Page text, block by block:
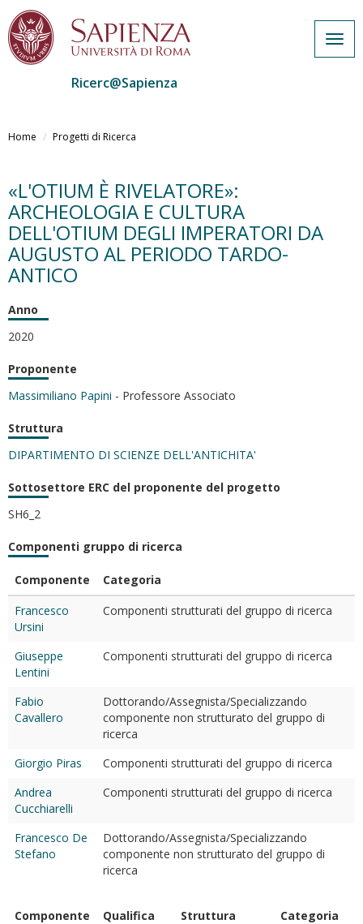
al
Ricerc@Sapienza
Home Progetti di Ricerca
«L'OTIUM È RIVELATORE»:
ARCHEOLOGIA E CULTURA
DELL'OTIUM DEGLI IMPERATORI DA
AUGUSTO AL PERIODO TARDO-
ANTICO
Anno
2020
Proponente
Massimiliano Papini - Professore Associato
Struttura
DIPARTIMENTO DI SCIENZE DELL'ANTICHITA'
Sottosettore ERC del proponente del progetto
SH6_2
Componenti gruppo di ricerca
Componente
Categoria
Francesco
Ursini
Componenti strutturati del gruppo di ricerca
Giuseppe
Lentini
Componenti strutturati del gruppo di ricerca
Fabio
Cavallero
Dottorando/Assegnista/Specializzando
componente non strutturato del gruppo di
ricerca
Giorgio Piras
Componenti strutturati del gruppo di ricerca
Andrea
Cucchiarelli
Componenti strutturati del gruppo di ricerca
Francesco De
Stefano
Dottorando/Assegnista/Specializzando
componente non strutturato del gruppo di
ricerca
Componente Qualifica Struttura
Categoria